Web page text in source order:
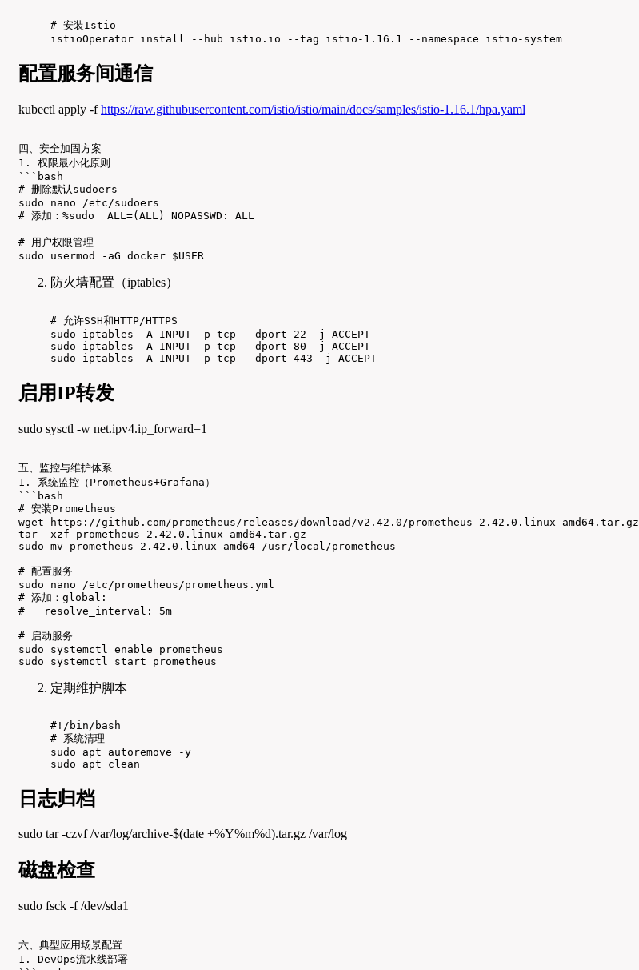
# 安装Istio
istioOperator install --hub istio.io --tag istio-1.16.1 --namespace istio-system
配置服务间通信
kubectl apply -fhttps://raw.githubusercontent.com/istio/istio/main/docs/samples/istio-1.16.1/hpa.yaml
四、安全加固方案
1. 权限最小化原则
```bash
# 删除默认sudoers
sudo nano /etc/sudoers
# 添加：%sudo  ALL=(ALL) NOPASSWD: ALL
# 用户权限管理
sudo usermod -aG docker $USER
防火墙配置（iptables）
# 允许SSH和HTTP/HTTPS
sudo iptables -A INPUT -p tcp --dport 22 -j ACCEPT
sudo iptables -A INPUT -p tcp --dport 80 -j ACCEPT
sudo iptables -A INPUT -p tcp --dport 443 -j ACCEPT
启用IP转发
sudo sysctl -w net.ipv4.ip_forward=1
五、监控与维护体系
1. 系统监控（Prometheus+Grafana）
```bash
# 安装Prometheus
wget https://github.com/prometheus/releases/download/v2.42.0/prometheus-2.42.0.linux-amd64.tar.gz
tar -xzf prometheus-2.42.0.linux-amd64.tar.gz
sudo mv prometheus-2.42.0.linux-amd64 /usr/local/prometheus
# 配置服务
sudo nano /etc/prometheus/prometheus.yml
# 添加：global:
#   resolve_interval: 5m
# 启动服务
sudo systemctl enable prometheus
sudo systemctl start prometheus
定期维护脚本
#!/bin/bash
# 系统清理
sudo apt autoremove -y
sudo apt clean
日志归档
sudo tar -czvf /var/log/archive-$(date +%Y%m%d).tar.gz /var/log
磁盘检查
sudo fsck -f /dev/sda1
六、典型应用场景配置
1. DevOps流水线部署